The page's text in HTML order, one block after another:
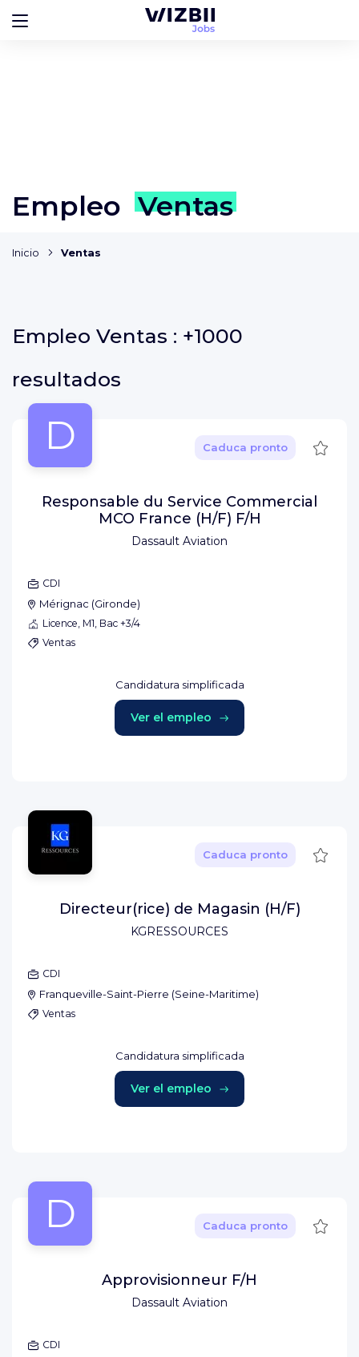
Empleo Ventas
Inicio Ventas
Empleo Ventas : +1000
resultados
D
Dassault Aviation
Caduca pronto
Responsable du Service Commercial
MCO France (H/F) F/H
CDI
Mérignac (Gironde)
Licence, M1, Bac +3/4
Ventas
Candidatura simplificada
Ver el empleo
KGRESSOURCES
Caduca pronto
Directeur(rice) de Magasin (H/F)
CDI
Franqueville-Saint-Pierre (Seine-Maritime)
Ventas
Candidatura simplificada
Ver el empleo
D
Dassault Aviation
Caduca pronto
Approvisionneur F/H
CDI